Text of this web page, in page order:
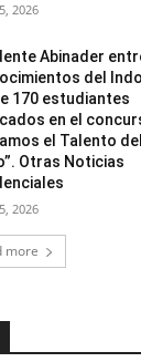
2026
Abinader
del
170 estudiantes
en el
el Talento del
Otras Noticias
2026
more